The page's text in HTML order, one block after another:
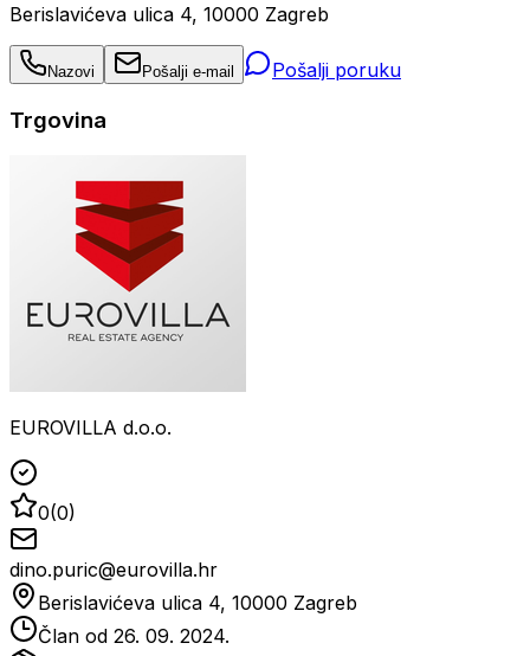
Berislavićeva ulica 4, 10000 Zagreb
Nazovi Pošalji e-mail Pošalji poruku
Trgovina
EUROVILLA d.o.o.
0(0)
dino.puric@eurovilla.hr
Berislavićeva ulica 4, 10000 Zagreb
Član od 26. 09. 2024.